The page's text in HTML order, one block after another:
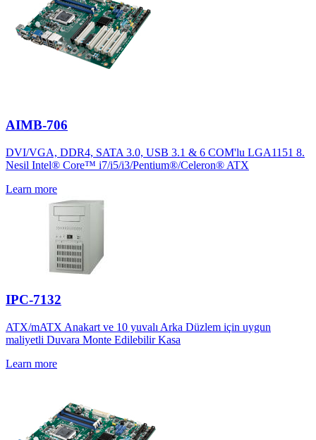
AIMB-706
DVI/VGA, DDR4, SATA 3.0, USB 3.1 & 6 COM'lu LGA1151 8.
Nesil Intel® Core™ i7/i5/i3/Pentium®/Celeron® ATX
Learn more
IPC-7132
ATX/mATX Anakart ve 10 yuvalı Arka Düzlem için uygun
maliyetli Duvara Monte Edilebilir Kasa
Learn more